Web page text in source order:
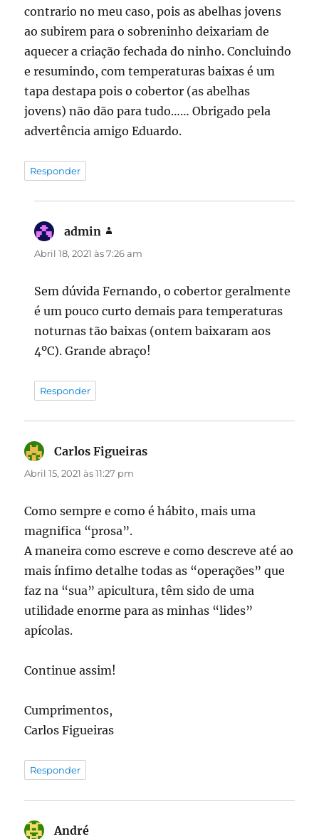
contrario no meu caso, pois as abelhas jovens
ao subirem para o sobreninho deixariam de
aquecer a criação fechada do ninho. Concluindo
e resumindo, com temperaturas baixas é um
tapa destapa pois o cobertor (as abelhas
jovens) não dão para tudo…… Obrigado pela
advertência amigo Eduardo.
Responder
admin
Abril 18, 2021 às 7:26 am
Sem dúvida Fernando, o cobertor geralmente
é um pouco curto demais para temperaturas
noturnas tão baixas (ontem baixaram aos
4ºC). Grande abraço!
Responder
Carlos Figueiras
Abril 15, 2021 às 11:27 pm
Como sempre e como é hábito, mais uma
magnifica “prosa”.
A maneira como escreve e como descreve até ao
mais ínfimo detalhe todas as “operações” que
faz na “sua” apicultura, têm sido de uma
utilidade enorme para as minhas “lides”
apícolas.
Continue assim!
Cumprimentos,
Carlos Figueiras
Responder
André